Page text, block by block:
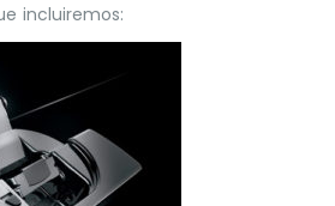
incluiremos: